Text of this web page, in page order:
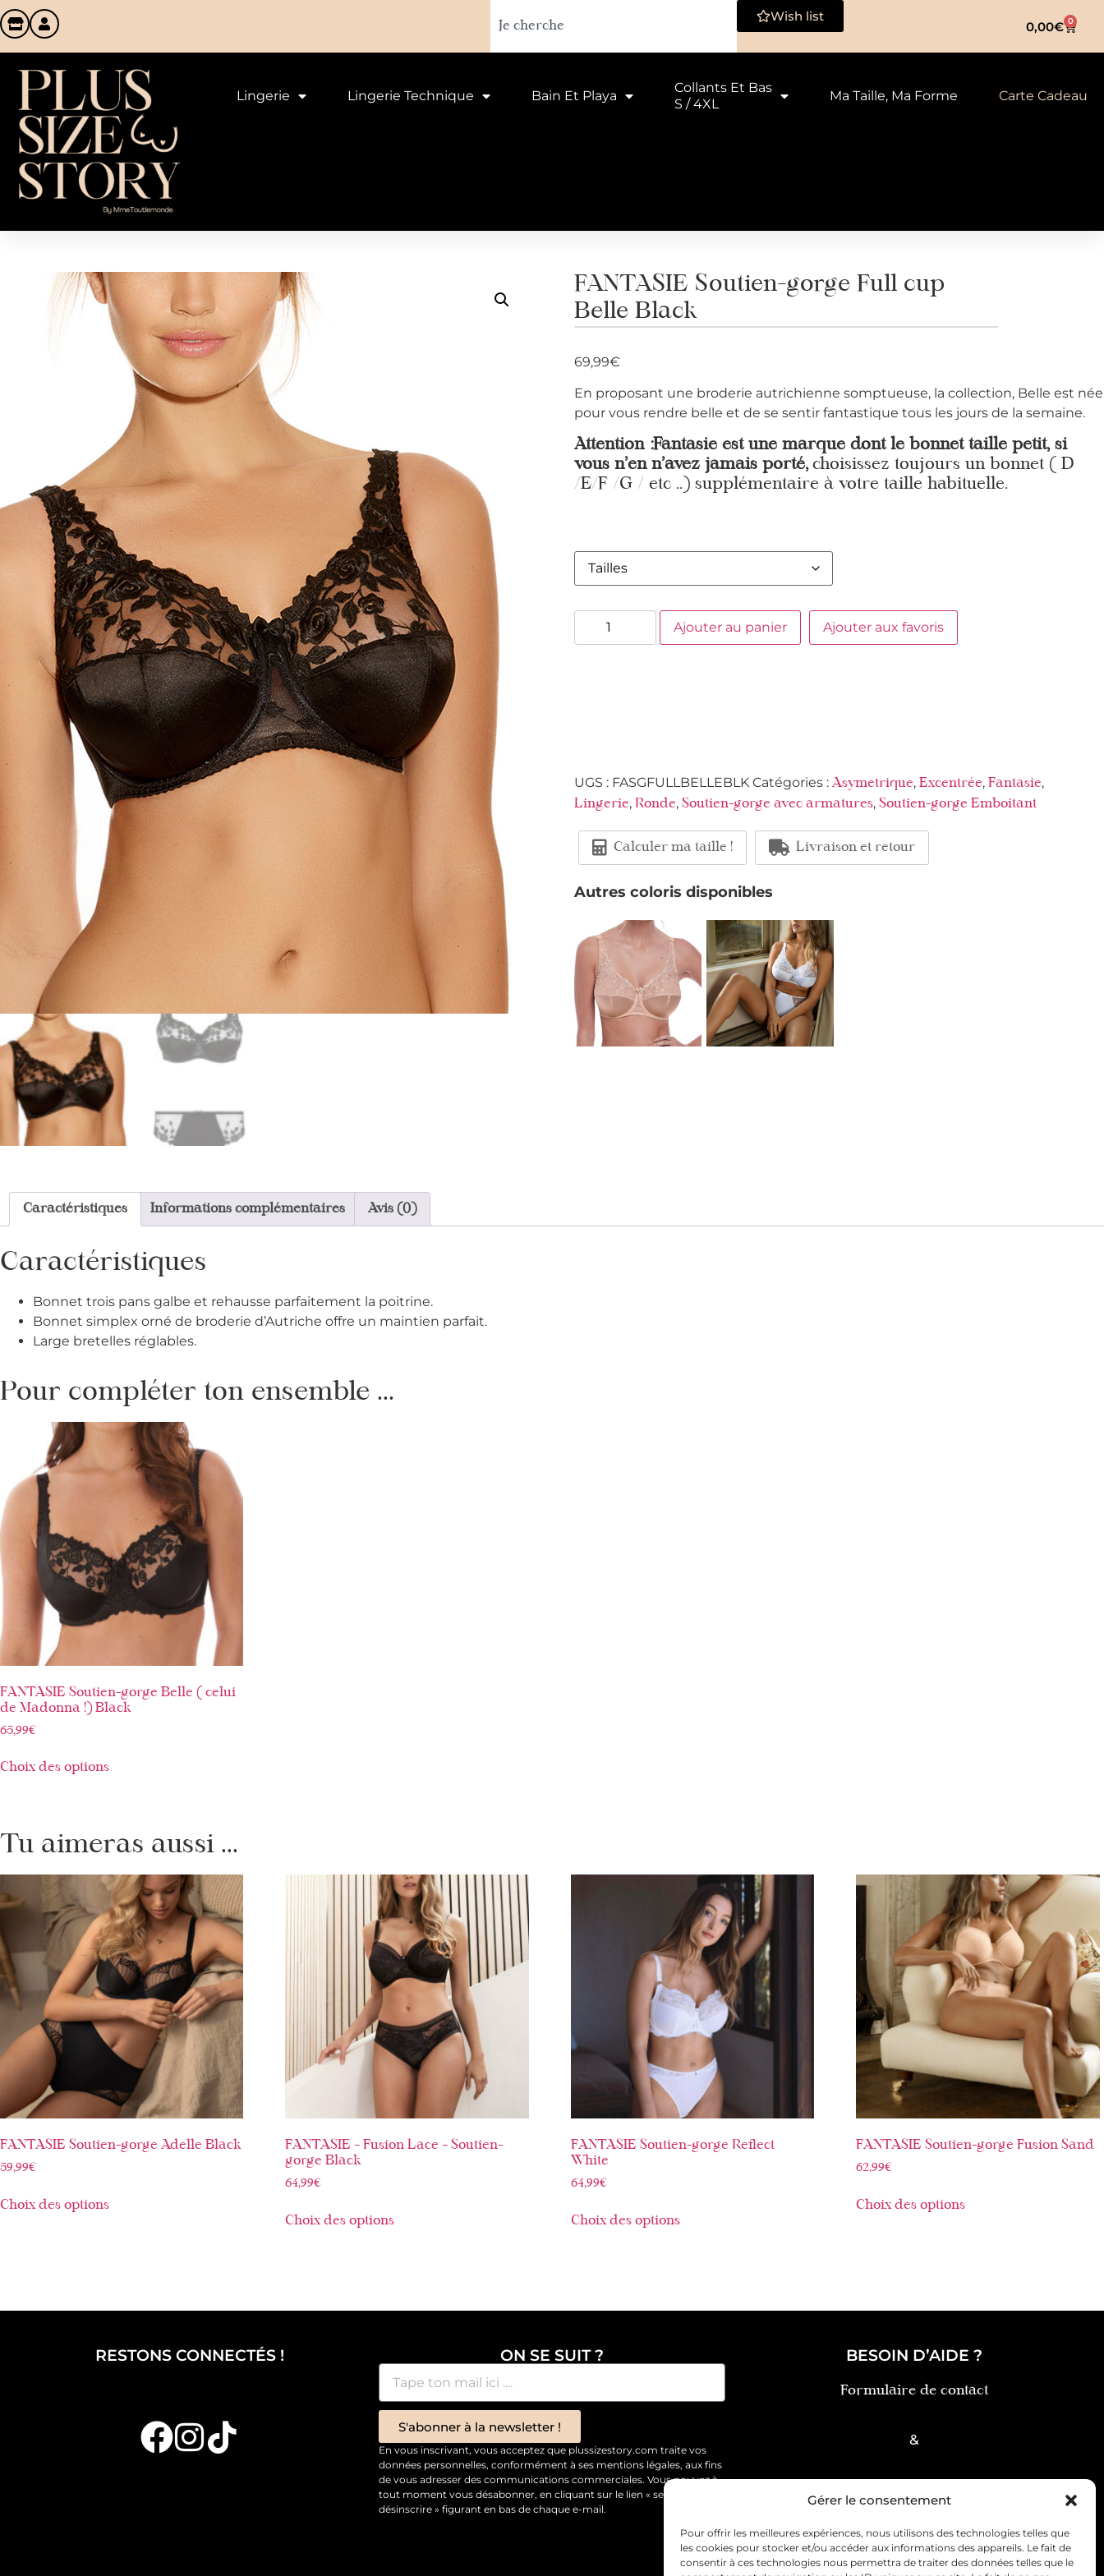
Gérer le consentement
Pour offrir les meilleures expériences, nous utilisons des technologies telles que
les cookies pour stocker et/ou accéder aux informations des appareils. Le fait de
consentir à ces technologies nous permettra de traiter des données telles que le
Wish list
0,00€ 0
Lingerie Lingerie Technique Bain Et Playa
Collants Et Bas
S / 4XL
Ma Taille, Ma Forme Carte Cadeau
FANTASIE Soutien-gorge Full cup
Belle Black
69,99€
En proposant une broderie autrichienne somptueuse, la collection, Belle est née
pour vous rendre belle et de se sentir fantastique tous les jours de la semaine.
Attention :Fantasie est une marque dont le bonnet taille petit, si
vous n’en n’avez jamais porté, choisissez toujours un bonnet ( D
/E/F /G / etc ..) supplémentaire à votre taille habituelle.
Ajouter au panier Ajouter aux favoris
UGS : FASGFULLBELLEBLK Catégories : Asymetrique, Excentrée, Fantasie,
Lingerie, Ronde, Soutien-gorge avec armatures, Soutien-gorge Emboitant
Calculer ma taille ! Livraison et retour
Autres coloris disponibles
Caractéristiques Informations complémentaires Avis (0)
Caractéristiques
Bonnet trois pans galbe et rehausse parfaitement la poitrine.
Bonnet simplex orné de broderie d’Autriche offre un maintien parfait.
Large bretelles réglables.
Pour compléter ton ensemble ...
FANTASIE Soutien-gorge Belle ( celui
de Madonna !) Black
65,99€
Choix des options
Tu aimeras aussi ...
FANTASIE Soutien-gorge Adelle Black
59,99€
Choix des options
FANTASIE – Fusion Lace – Soutien-
gorge Black
64,99€
Choix des options
FANTASIE Soutien-gorge Reflect
White
64,99€
Choix des options
FANTASIE Soutien-gorge Fusion Sand
62,99€
Choix des options
RESTONS CONNECTÉS ! ON SE SUIT ?
S'abonner à la newsletter !
En vous inscrivant, vous acceptez que plussizestory.com traite vos
données personnelles, conformément à ses mentions légales, aux fins
de vous adresser des communications commerciales. Vous pouvez à
tout moment vous désabonner, en cliquant sur le lien « se
désinscrire » figurant en bas de chaque e-mail.
BESOIN D’AIDE ?
Formulaire de contact
&